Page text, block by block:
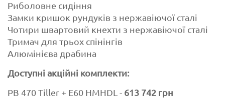
Риболовне сидіння
Замки кришок рундуків з нержавіючої сталі
Чотири швартовий кнехти з нержавіючої сталі
Тримач для трьох спінінгів
Алюмінієва драбина
Доступні акційні комплекти:
PB 470 Tiller + E60 HMHDL - 613 742 грн